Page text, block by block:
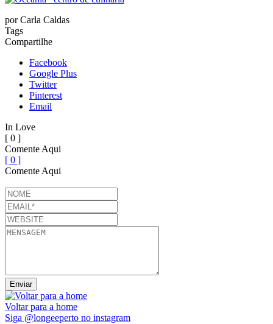
porCarla Caldas
Tags
Compartilhe
Facebook
Google Plus
Twitter
Pinterest
Email
In Love
[ 0 ]
Comente Aqui
[ 0 ]
Comente Aqui
Voltar para a home
Siga @longeeperto no instagram